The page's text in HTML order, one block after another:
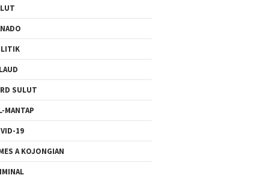
SULUT
MANTAP
19
A KOJONGIAN